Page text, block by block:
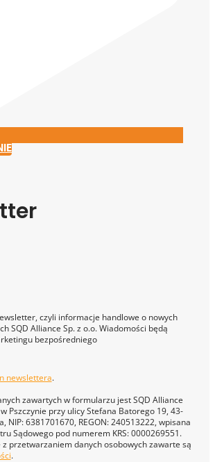
czyli informacje handlowe o nowych
SQD Alliance Sp. z o.o. Wiadomości będą
bezpośredniego
newslettera.
zawartych w formularzu jest SQD Alliance
Pszczynie przy ulicy Stefana Batorego 19, 43-
NIP: 6381701670, REGON: 240513222, wpisana
Sądowego pod numerem KRS: 0000269551.
z przetwarzaniem danych osobowych zawarte są
.